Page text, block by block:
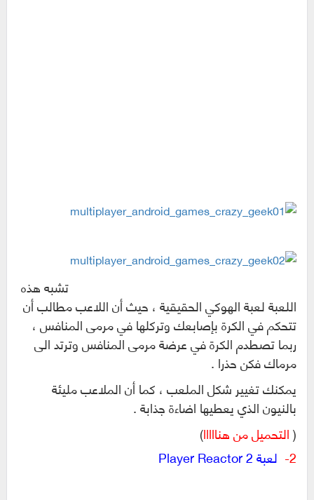
تشبه هذه
اللعبة لعبة الهوكي الحقيقية ، حيث أن اللاعب مطالب أن
تتحكم في الكرة بإصابعك وتركلها في مرمى المنافس ،
ربما تصطدم الكرة في عرضة مرمى المنافس وترتد الى
مرماك فكن حذرا .
يمكنك تغيير شكل الملعب ، كما أن الملاعب مليئة
بالنيون الذي يعطيها اضاءة جذابة .
(التحميل من هنااااا)
2-لعبة Player Reactor 2